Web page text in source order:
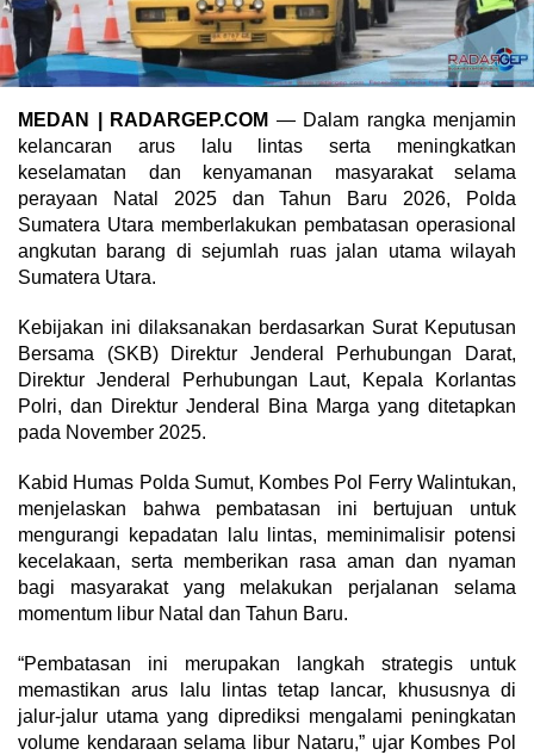
MEDAN | RADARGEP.COM — Dalam rangka menjamin
kelancaran arus lalu lintas serta meningkatkan
keselamatan dan kenyamanan masyarakat selama
perayaan Natal 2025 dan Tahun Baru 2026, Polda
Sumatera Utara memberlakukan pembatasan operasional
angkutan barang di sejumlah ruas jalan utama wilayah
Sumatera Utara.
Kebijakan ini dilaksanakan berdasarkan Surat Keputusan
Bersama (SKB) Direktur Jenderal Perhubungan Darat,
Direktur Jenderal Perhubungan Laut, Kepala Korlantas
Polri, dan Direktur Jenderal Bina Marga yang ditetapkan
pada November 2025.
Kabid Humas Polda Sumut, Kombes Pol Ferry Walintukan,
menjelaskan bahwa pembatasan ini bertujuan untuk
mengurangi kepadatan lalu lintas, meminimalisir potensi
kecelakaan, serta memberikan rasa aman dan nyaman
bagi masyarakat yang melakukan perjalanan selama
momentum libur Natal dan Tahun Baru.
“Pembatasan ini merupakan langkah strategis untuk
memastikan arus lalu lintas tetap lancar, khususnya di
jalur-jalur utama yang diprediksi mengalami peningkatan
volume kendaraan selama libur Nataru,” ujar Kombes Pol